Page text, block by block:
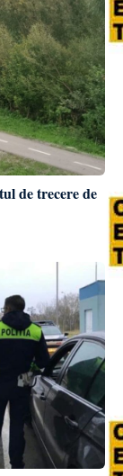
de trecere de